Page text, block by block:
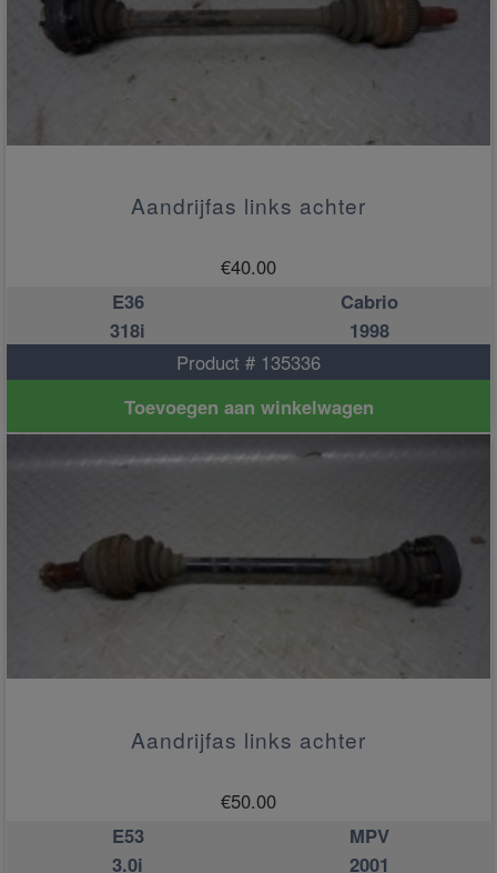
Aandrijfas links achter
€40.00
E36
Cabrio
318i
1998
Product # 135336
Toevoegen aan winkelwagen
Aandrijfas links achter
€50.00
E53
MPV
3.0i
2001